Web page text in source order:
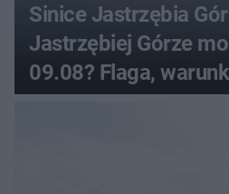
Sinice Jastrzębia
Jastrzębiej Górze
09.08? Flaga,